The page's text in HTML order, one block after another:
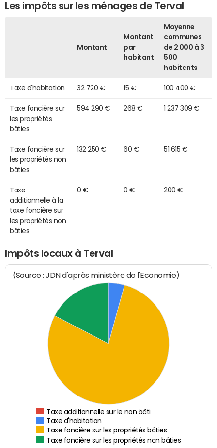
Les impôts sur les ménages de Terval
Montant
Montant
par
habitant
Moyenne
communes
de 2 000 à 3
500
habitants
Taxe d'habitation 32 720 € 15 € 100 400 €
Taxe foncière sur
les propriétés
bâties
594 290 € 268 € 1 237 309 €
Taxe foncière sur
les propriétés non
bâties
132 250 € 60 € 51 615 €
Taxe
additionnelle à la
taxe foncière sur
les propriétés non
bâties
0 € 0 € 200 €
Impôts locaux à Terval
(Source : JDN d'après ministère de l'Economie)
Taxe additionnelle sur le non bâti
Taxe d'habitation
Taxe foncière sur les propriétés bâties
Taxe foncière sur les propriétés non bâties